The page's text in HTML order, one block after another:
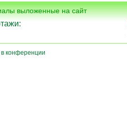
выложенные на сайт
конференции